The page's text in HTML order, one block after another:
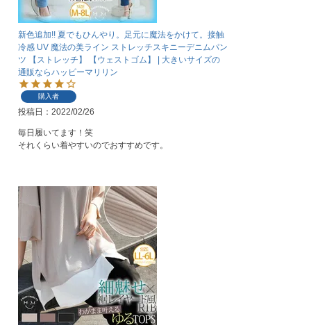
新色追加!! 夏でもひんやり。足元に魔法をかけて。接触
冷感 UV 魔法の美ライン ストレッチスキニーデニムパン
ツ 【ストレッチ】 【ウェストゴム】 | 大きいサイズの
通販ならハッピーマリリン
購入者
投稿日 2022/02/26
毎日履いてます！笑
それくらい着やすいのでおすすめです。